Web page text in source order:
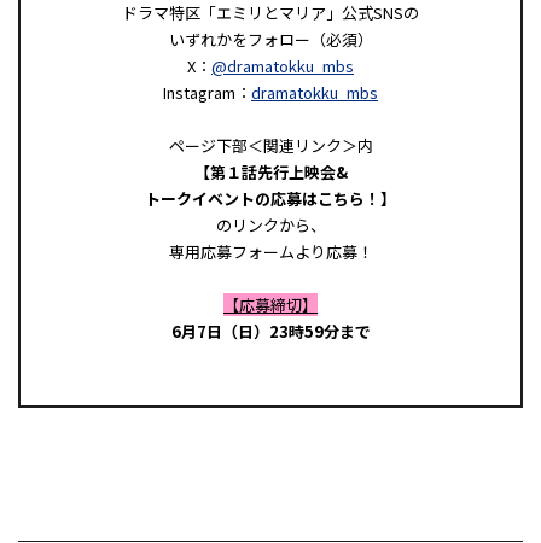
ドラマ特区「エミリとマリア」公式SNSの
いずれかをフォロー（必須）
X： @dramatokku_mbs
Instagram： dramatokku_mbs
ページ下部＜関連リンク＞内
【第１話先行上映会&
トークイベントの応募はこちら！】
のリンクから、
専用応募フォームより応募！
【応募締切】
6月7日（日）23時59分まで